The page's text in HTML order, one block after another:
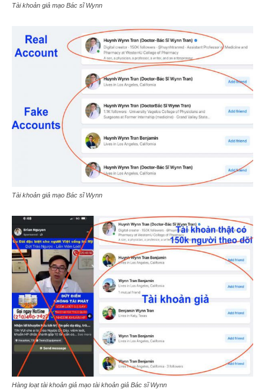
Tài khoản giả mạo Bác sĩ Wynn
Tài khoản giả mạo Bác sĩ Wynn
Hàng loạt tài khoản giả mạo tài khoản giả Bác sĩ Wynn